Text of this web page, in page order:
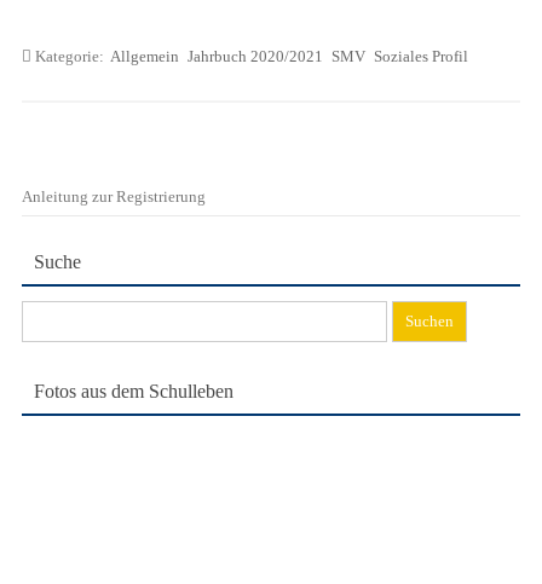
Kategorie: Allgemein Jahrbuch 2020/2021 SMV Soziales Profil
Anleitung zur Registrierung
Suche
nach:
Fotos aus dem Schulleben